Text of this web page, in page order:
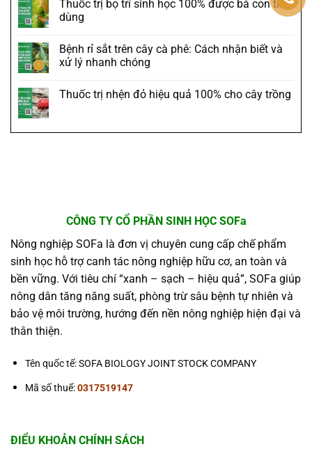
Thuốc trị bọ trĩ sinh học 100% được bà con tin
dùng
Bệnh rỉ sắt trên cây cà phê: Cách nhận biết và
xử lý nhanh chóng
Thuốc trị nhện đỏ hiệu quả 100% cho cây trồng
CÔNG TY CỔ PHẦN SINH HỌC SOFa
Nông nghiệp SOFa là đơn vị chuyên cung cấp chế phẩm
sinh học hỗ trợ canh tác nông nghiệp hữu cơ, an toàn và
bền vững. Với tiêu chí “xanh – sạch – hiệu quả”, SOFa giúp
nông dân tăng năng suất, phòng trừ sâu bệnh tự nhiên và
bảo vệ môi trường, hướng đến nền nông nghiệp hiện đại và
thân thiện.
Tên quốc tế: SOFA BIOLOGY JOINT STOCK COMPANY
Mã số thuế:0317519147
ĐIỂU KHOẢN CHÍNH SÁCH